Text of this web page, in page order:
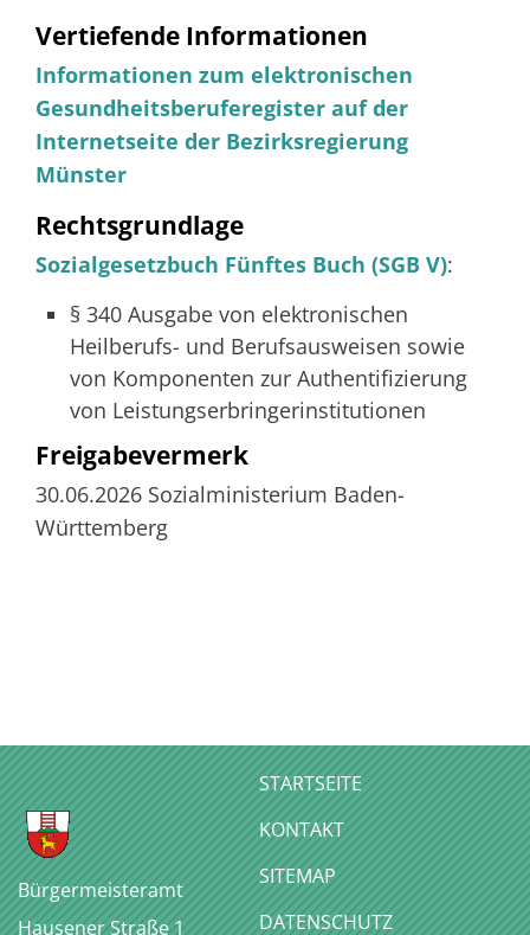
Vertiefende Informationen
Informationen zum elektronischen
Gesundheitsberuferegister auf der
Internetseite der Bezirksregierung
Münster
Rechtsgrundlage
Sozialgesetzbuch Fünftes Buch (SGB V):
§ 340 Ausgabe von elektronischen
Heilberufs- und Berufsausweisen sowie
von Komponenten zur Authentifizierung
von Leistungserbringerinstitutionen
Freigabevermerk
30.06.2026 Sozialministerium Baden-
Württemberg
Bürgermeisteramt
Hausener Straße 1
STARTSEITE
KONTAKT
SITEMAP
DATENSCHUTZ